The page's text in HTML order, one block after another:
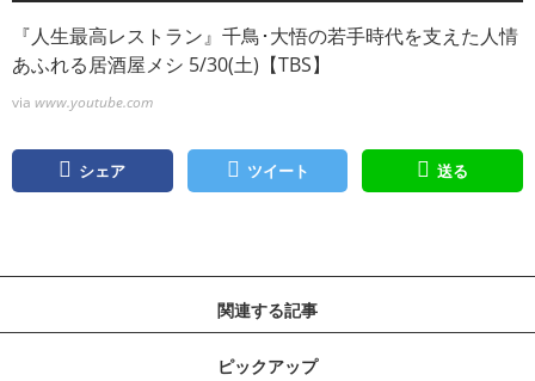
『人生最高レストラン』千鳥･大悟の若手時代を支えた人情
あふれる居酒屋メシ 5/30(土)【TBS】
via www.youtube.com
シェア ツイート 送る
関連する記事
ピックアップ